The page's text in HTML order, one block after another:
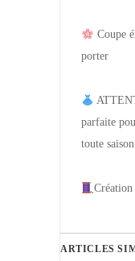
Coupe
porter
parfaite
toute saison
ARTICLES